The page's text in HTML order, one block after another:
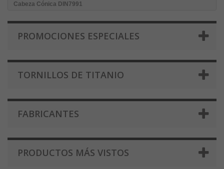
Cabeza Cónica DIN7991
PROMOCIONES ESPECIALES
TORNILLOS DE TITANIO
FABRICANTES
PRODUCTOS MÁS VISTOS